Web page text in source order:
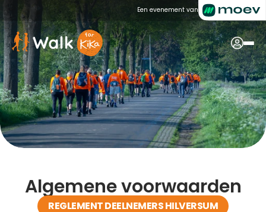
Een evenement van
Algemene voorwaarden
REGLEMENT DEELNEMERS HILVERSUM